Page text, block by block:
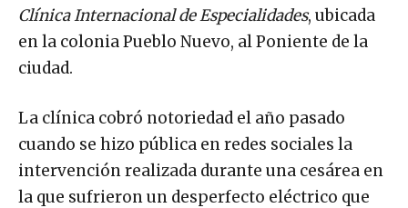
Clínica Internacional de Especialidades, ubicada
en la colonia Pueblo Nuevo, al Poniente de la
ciudad.
La clínica cobró notoriedad el año pasado
cuando se hizo pública en redes sociales la
intervención realizada durante una cesárea en
la que sufrieron un desperfecto eléctrico que